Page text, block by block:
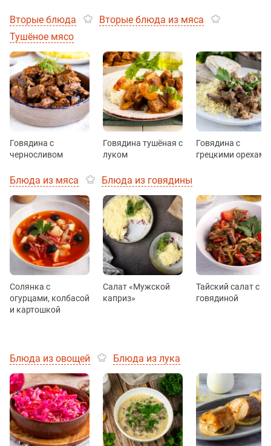
Вторые блюда
Вторые блюда из мяса
Тушёное мясо
Говядина с
черносливом
Говядина тушёная с
луком
Говядина с
грецкими орехами
Блюда из мяса Блюда из говядины
Солянка с
огурцами, колбасой
и картошкой
Салат «Мужской
каприз»
Тайский салат с
говядиной
Блюда из овощей Блюда из лука